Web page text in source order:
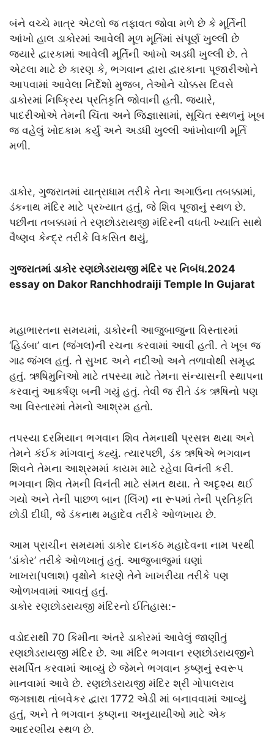
બંને વચ્ચે માત્ર એટલો જ તફાવત જોવા મળે છે કે મૂર્તિની
આંખો હાલ ડાકોરમાં આવેલી મૂળ મૂર્તિમાં સંપૂર્ણ ખુલ્લી છે
જ્યારે દ્વારકામાં આવેલી મૂર્તિની આંખો અડધી ખુલ્લી છે. તે
એટલા માટે છે કારણ કે, ભગવાન દ્વારા દ્વારકાના પૂજારીઓને
આપવામાં આવેલા નિર્દેશો મુજબ, તેઓને ચોક્કસ દિવસે
ડાકોરમાં નિષ્ક્રિય પ્રતિકૃતિ જોવાની હતી. જ્યારે,
પાદરીઓએ તેમની ચિંતા અને જિજ્ઞાસામાં, સૂચિત સ્થળનું ખૂબ
જ વહેલું ખોદકામ કર્યું અને અડધી ખુલ્લી આંખોવાળી મૂર્તિ
મળી.
ડાકોર, ગુજરાતમાં યાત્રાધામ તરીકે તેના અગાઉના તબક્કામાં,
ડંકનાથ મંદિર માટે પ્રખ્યાત હતું, જે શિવ પૂજાનું સ્થળ છે.
પછીના તબક્કામાં તે રણછોડરાયજી મંદિરની વધતી ખ્યાતિ સાથે
વૈષ્ણવ કેન્દ્ર તરીકે વિકસિત થયું,
ગુજરાતમાં ડાકોર રણછોડરાયજી મંદિર પર નિબંધ.2024
essay on Dakor Ranchhodraiji Temple In Gujarat
મહાભારતના સમયમાં, ડાકોરની આજુબાજુના વિસ્તારમાં
‘હિડંબા’ વાન (જંગલ)ની રચના કરવામાં આવી હતી. તે ખૂબ જ
ગાઢ જંગલ હતું. તે સુખદ અને નદીઓ અને તળાવોથી સમૃદ્ધ
હતું. ઋષિમુનિઓ માટે તપસ્યા માટે તેમના સંન્યાસની સ્થાપના
કરવાનું આકર્ષણ બની ગયું હતું. તેવી જ રીતે ડંક ઋષિનો પણ
આ વિસ્તારમાં તેમનો આશ્રમ હતો.
તપસ્યા દરમિયાન ભગવાન શિવ તેમનાથી પ્રસન્ન થયા અને
તેમને કંઈક માંગવાનું કહ્યું. ત્યારપછી, ડંક ઋષિએ ભગવાન
શિવને તેમના આશ્રમમાં કાયમ માટે રહેવા વિનંતી કરી.
ભગવાન શિવ તેમની વિનંતી માટે સંમત થયા. તે અદૃશ્ય થઈ
ગયો અને તેની પાછળ બાન (લિંગ) ના રૂપમાં તેની પ્રતિકૃતિ
છોડી દીધી, જે ડંકનાથ મહાદેવ તરીકે ઓળખાય છે.
આમ પ્રાચીન સમયમાં ડાકોર દાનકંઠ મહાદેવના નામ પરથી
‘ડાંકોર’ તરીકે ઓળખાતું હતું. આજુબાજુમાં ઘણાં
ખાખરા(પલાશ) વૃક્ષોને કારણે તેને ખાખરીયા તરીકે પણ
ઓળખવામાં આવતું હતું.
ડાકોર રણછોડરાયજી મંદિરનો ઈતિહાસ:-
વડોદરાથી 70 કિમીના અંતરે ડાકોરમાં આવેલું જાણીતું
રણછોડરાયજી મંદિર છે. આ મંદિર ભગવાન રણછોડરાયજીને
સમર્પિત કરવામાં આવ્યું છે જેમને ભગવાન કૃષ્ણનું સ્વરૂપ
માનવામાં આવે છે. રણછોડરાયજી મંદિર શ્રી ગોપાલરાવ
જગન્નાથ તાંબવેકર દ્વારા 1772 એડી માં બનાવવામાં આવ્યું
હતું, અને તે ભગવાન કૃષ્ણના અનુયાયીઓ માટે એક
આદરણીય સ્થળ છે.